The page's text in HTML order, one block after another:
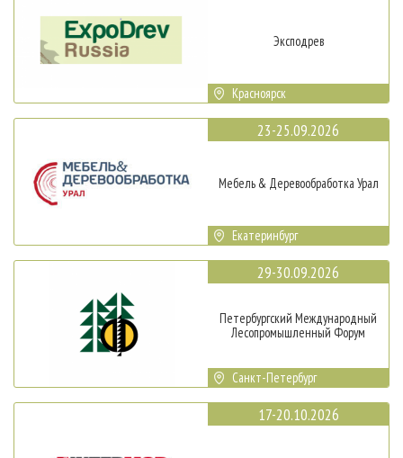
Эксподрев
Красноярск
23-25.09.2026
Мебель & Деревообработка Урал
Екатеринбург
29-30.09.2026
Петербургский Международный
Лесопромышленный Форум
Санкт-Петербург
17-20.10.2026